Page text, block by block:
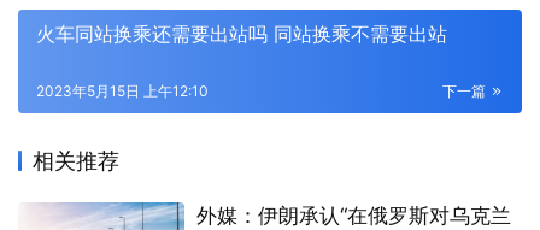
火车同站换乘还需要出站吗 同站换乘不需要出站
下一篇
2023年5月15日 上午12:10
相关推荐
外媒：伊朗承认“在俄罗斯对乌克兰